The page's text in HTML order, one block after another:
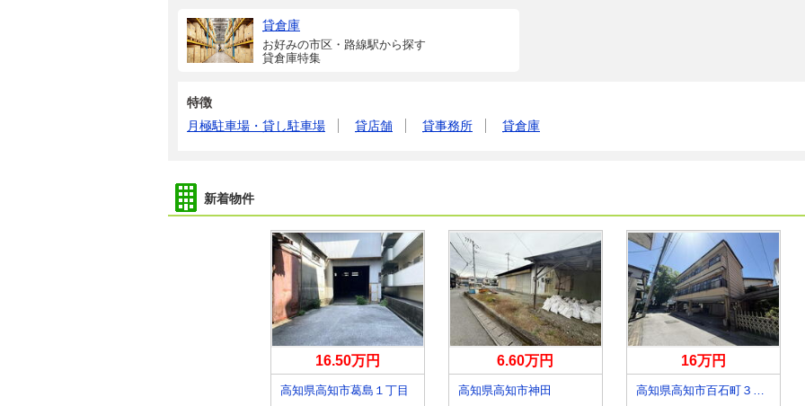
貸倉庫
お好みの市区・路線駅から探す
貸倉庫特集
特徴
月極駐車場・貸し駐車場
貸店舗 貸事務所 貸倉庫
新着物件
16.50万円
高知県高知市葛島１丁目
6.60万円
高知県高知市神田
16万円
高知県高知市百石町３丁目